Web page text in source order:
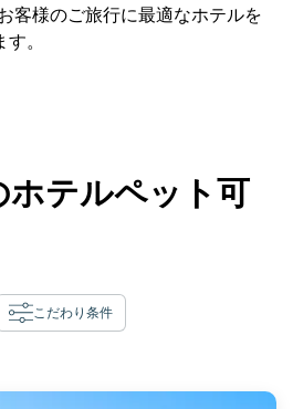
客様のご旅行に最適なホテルを
。
テルペット可
こだわり条件